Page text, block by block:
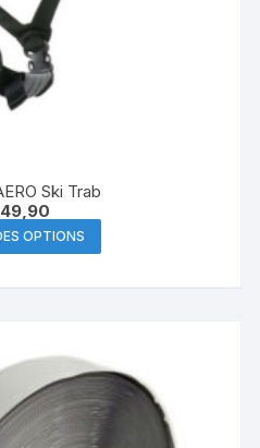
Casque AERO Ski Trab
OPTIONS
produit
Les
options
peuvent